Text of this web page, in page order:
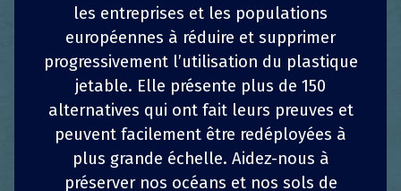
Réduction de la consommation
Réduction de la consommation
Entreprises Entreprises
En janvier 2019, Thomas Munoz, Maxime Prieto,
Mathieu Bourhis, Paul Saunal et Clément
1 PARTAGER z PARTAGER
4 PARTAGER
les entreprises et les populations
européennes à réduire et supprimer
progressivement l’utilisation du plastique
jetable. Elle présente plus de 150
alternatives qui ont fait leurs preuves et
peuvent facilement être redéployées à
plus grande échelle. Aidez-nous à
préserver nos océans et nos sols de
1 PARTAGER z PARTAGER
4 PARTAGER